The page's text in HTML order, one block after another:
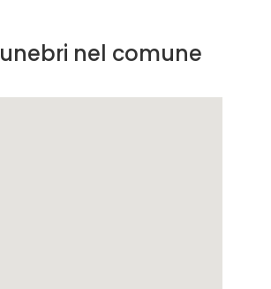
nel comune